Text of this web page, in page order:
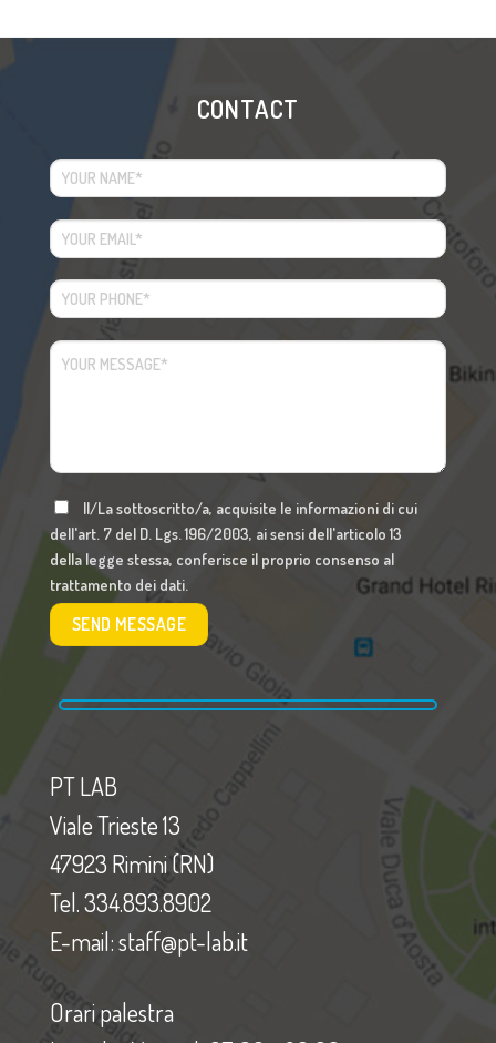
CONTACT
Il/La sottoscritto/a, acquisite le informazioni di cui
dell'art. 7 del D. Lgs. 196/2003, ai sensi dell'articolo 13
della legge stessa, conferisce il proprio consenso al
trattamento dei dati.
PT LAB
Viale Trieste 13
47923 Rimini (RN)
Tel. 334.893.8902
E-mail: staff@pt-lab.it
Orari palestra